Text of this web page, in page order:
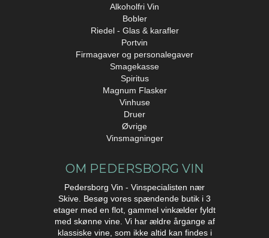
Alkoholfri Vin
Bobler
Riedel - Glas & karafler
Portvin
Firmagaver og personalegaver
Smagekasse
Spiritus
Magnum Flasker
Vinhuse
Druer
Øvrige
Vinsmagninger
OM PEDERSBORG VIN
Pedersborg Vin - Vinspecialisten nær
Skive. Besøg vores spændende butik i 3
etager med en flot, gammel vinkælder fyldt
med skønne vine. Vi har ældre årgange af
klassiske vine, som ikke altid kan findes i